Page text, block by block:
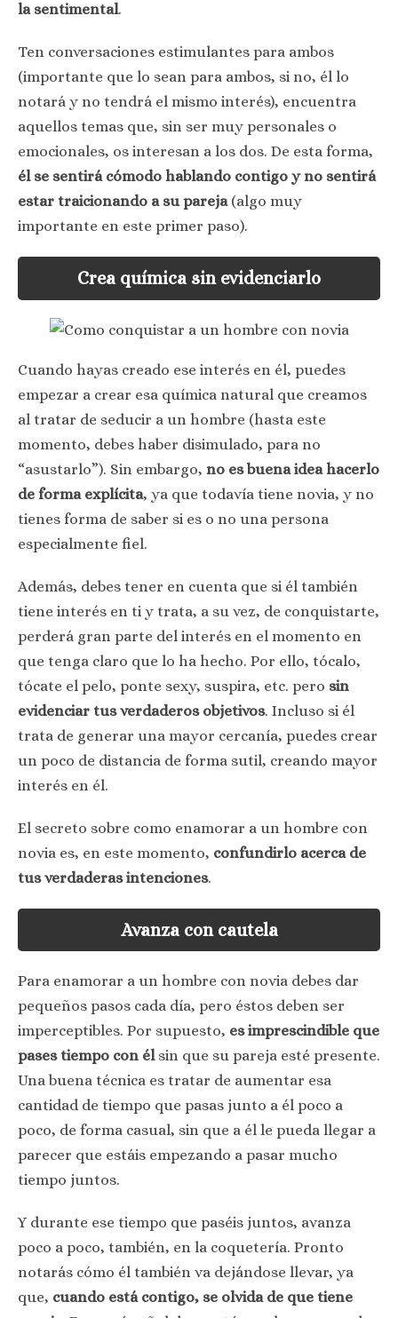
la sentimental.
Ten conversaciones estimulantes para ambos
(importante que lo sean para ambos, si no, él lo
notará y no tendrá el mismo interés), encuentra
aquellos temas que, sin ser muy personales o
emocionales, os interesan a los dos. De esta forma,
él se sentirá cómodo hablando contigo y no sentirá
estar traicionando a su pareja(algo muy
importante en este primer paso).
Crea química sin evidenciarlo
Cuando hayas creado ese interés en él, puedes
empezar a crear esa química natural que creamos
al tratar de seducir a un hombre (hasta este
momento, debes haber disimulado, para no
“asustarlo”). Sin embargo, no es buena idea hacerlo
de forma explícita, ya que todavía tiene novia, y no
tienes forma de saber si es o no una persona
especialmente fiel.
Además, debes tener en cuenta que si él también
tiene interés en ti y trata, a su vez, de conquistarte,
perderá gran parte del interés en el momento en
que tenga claro que lo ha hecho. Por ello, tócalo,
tócate el pelo, ponte sexy, suspira, etc. pero sin
evidenciar tus verdaderos objetivos. Incluso si él
trata de generar una mayor cercanía, puedes crear
un poco de distancia de forma sutil, creando mayor
interés en él.
El secreto sobre como enamorar a un hombre con
novia es, en este momento, confundirlo acerca de
tus verdaderas intenciones.
Avanza con cautela
Para enamorar a un hombre con novia debes dar
pequeños pasos cada día, pero éstos deben ser
imperceptibles. Por supuesto, es imprescindible que
pases tiempo con élsin que su pareja esté presente.
Una buena técnica es tratar de aumentar esa
cantidad de tiempo que pasas junto a él poco a
poco, de forma casual, sin que a él le pueda llegar a
parecer que estáis empezando a pasar mucho
tiempo juntos.
Y durante ese tiempo que paséis juntos, avanza
poco a poco, también, en la coquetería. Pronto
notarás cómo él también va dejándose llevar, ya
que, cuando está contigo, se olvida de que tiene